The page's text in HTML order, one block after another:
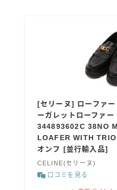
[セリーヌ] ローファ
ーガレットローファ
344893602C 38NO
LOAFER WITH
オンフ [並行輸入品]
CELINE(セリーヌ)
口コミを見る